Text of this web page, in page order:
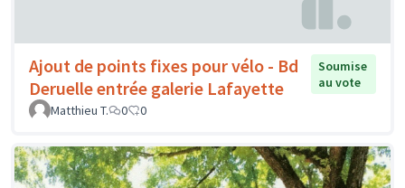
Ajout de points fixes pour vélo - Bd
Deruelle entrée galerie Lafayette
Soumise
au vote
Matthieu T.
0 0